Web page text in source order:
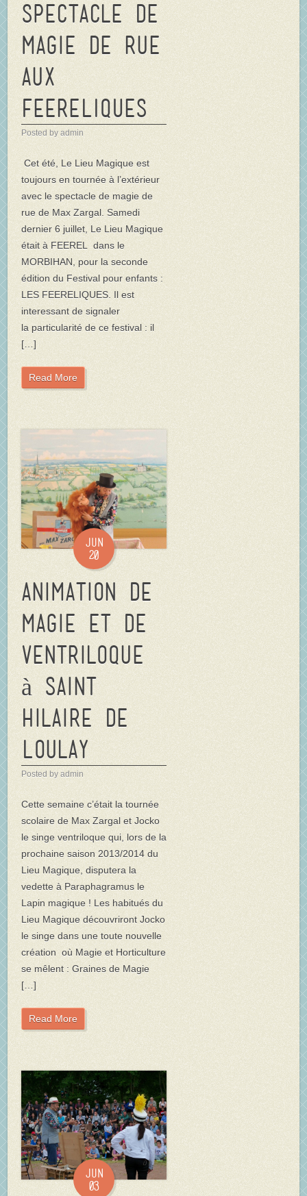
Spectacle de
magie de rue
aux
FEERELIQUES
Posted by admin
Cet été, Le Lieu Magique est
toujours en tournée à l’extérieur
avec le spectacle de magie de
rue de Max Zargal. Samedi
dernier 6 juillet, Le Lieu Magique
était à FEEREL dans le
MORBIHAN, pour la seconde
édition du Festival pour enfants :
LES FEERELIQUES. Il est
interessant de signaler
la particularité de ce festival : il
[…]
Read More
Jun
20
Animation de
magie et de
ventriloque
à Saint
Hilaire de
Loulay
Posted by admin
Cette semaine c’était la tournée
scolaire de Max Zargal et Jocko
le singe ventriloque qui, lors de la
prochaine saison 2013/2014 du
Lieu Magique, disputera la
vedette à Paraphagramus le
Lapin magique ! Les habitués du
Lieu Magique découvriront Jocko
le singe dans une toute nouvelle
création où Magie et Horticulture
se mêlent : Graines de Magie
[…]
Read More
Jun
03